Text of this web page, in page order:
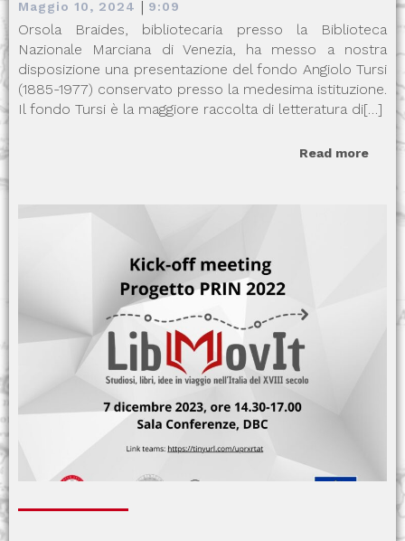
Maggio 10, 2024 | 9:09
Orsola Braides, bibliotecaria presso la Biblioteca
Nazionale Marciana di Venezia, ha messo a nostra
disposizione una presentazione del fondo Angiolo Tursi
(1885-1977) conservato presso la medesima istituzione.
Il fondo Tursi è la maggiore raccolta di letteratura di[…]
Read more